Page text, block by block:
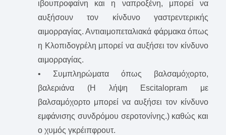
ιβουπροφαίνη και η ναπροξένη, μπορεί να
αυξήσουν τον κίνδυνο γαστρεντερικής
αιμορραγίας. Αντιαιμοπεταλιακά φάρμακα όπως
η Κλοπιδογρέλη μπορεί να αυξήσει τον κίνδυνο
αιμορραγίας.
• Συμπληρώματα όπως βαλσαμόχορτο,
βαλεριάνα (Η λήψη Escitalopram με
βαλσαμόχορτο μπορεί να αυξήσει τον κίνδυνο
εμφάνισης συνδρόμου σεροτονίνης.) καθώς και
ο χυμός γκρέιπφρουτ.